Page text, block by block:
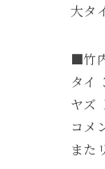
大タ
■竹
タイ
ヤズ
コメ
また